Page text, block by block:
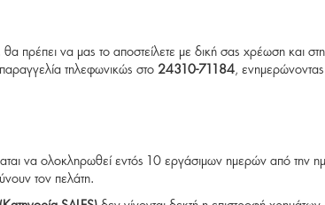
πρέπει να μας το αποστείλετε με δική σας χρέωση και
τηλεφωνικώς στο 24310-71184,
να ολοκληρωθεί εντός 10 εργάσιμων ημερών από την
τον πελάτη.